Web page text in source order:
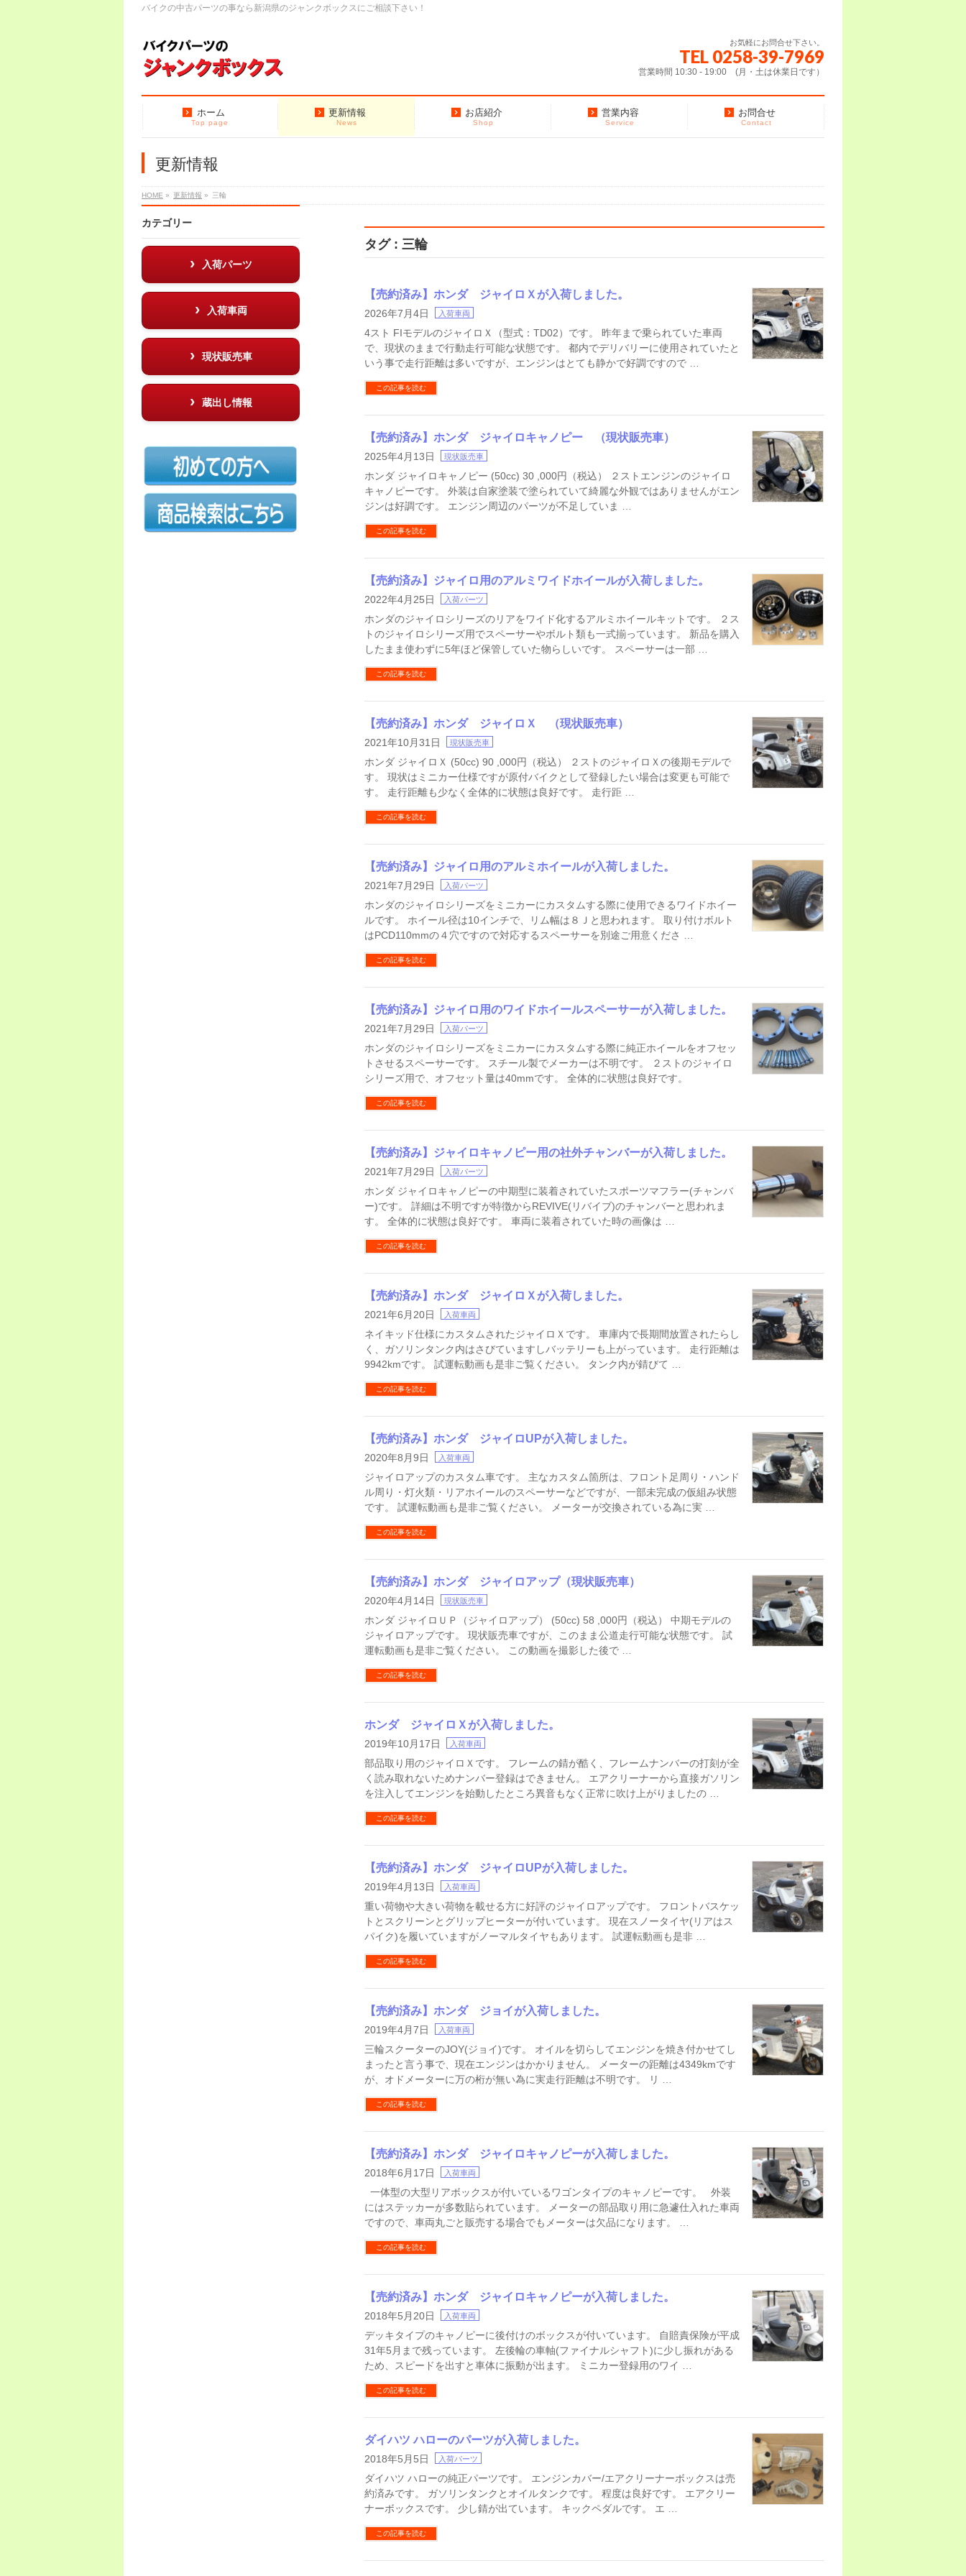
バイクの中古パーツの事なら新潟県のジャンクボックスにご相談下さい！
お気軽にお問合せ下さい。
TEL 0258-39-7969
営業時間 10:30 - 19:00 (月・土は休業日です）
ホーム
Top page
更新情報
News
お店紹介
Shop
営業内容
Service
お問合せ
Contact
更新情報
HOME » 更新情報 » 三輪
タグ : 三輪
【売約済み】ホンダ ジャイロＸが入荷しました。
2026年7月4日 入荷車両
4スト FIモデルのジャイロＸ（型式：TD02）です。 昨年まで乗られていた車両
で、現状のままで行動走行可能な状態です。 都内でデリバリーに使用されていたと
いう事で走行距離は多いですが、エンジンはとても静かで好調ですので …
この記事を読む
【売約済み】ホンダ ジャイロキャノピー （現状販売車）
2025年4月13日 現状販売車
ホンダ ジャイロキャノピー (50cc) 30 ,000円（税込） ２ストエンジンのジャイロ
キャノピーです。 外装は自家塗装で塗られていて綺麗な外観ではありませんがエン
ジンは好調です。 エンジン周辺のパーツが不足していま …
この記事を読む
【売約済み】ジャイロ用のアルミワイドホイールが入荷しました。
2022年4月25日 入荷パーツ
ホンダのジャイロシリーズのリアをワイド化するアルミホイールキットです。 ２ス
トのジャイロシリーズ用でスペーサーやボルト類も一式揃っています。 新品を購入
したまま使わずに5年ほど保管していた物らしいです。 スペーサーは一部 …
この記事を読む
【売約済み】ホンダ ジャイロＸ （現状販売車）
2021年10月31日 現状販売車
ホンダ ジャイロＸ (50cc) 90 ,000円（税込） ２ストのジャイロＸの後期モデルで
す。 現状はミニカー仕様ですが原付バイクとして登録したい場合は変更も可能で
す。 走行距離も少なく全体的に状態は良好です。 走行距 …
この記事を読む
【売約済み】ジャイロ用のアルミホイールが入荷しました。
2021年7月29日 入荷パーツ
ホンダのジャイロシリーズをミニカーにカスタムする際に使用できるワイドホイー
ルです。 ホイール径は10インチで、リム幅は８Ｊと思われます。 取り付けボルト
はPCD110mmの４穴ですので対応するスペーサーを別途ご用意くださ …
この記事を読む
【売約済み】ジャイロ用のワイドホイールスペーサーが入荷しました。
2021年7月29日 入荷パーツ
ホンダのジャイロシリーズをミニカーにカスタムする際に純正ホイールをオフセッ
トさせるスペーサーです。 スチール製でメーカーは不明です。 ２ストのジャイロ
シリーズ用で、オフセット量は40mmです。 全体的に状態は良好です。
この記事を読む
【売約済み】ジャイロキャノピー用の社外チャンバーが入荷しました。
2021年7月29日 入荷パーツ
ホンダ ジャイロキャノピーの中期型に装着されていたスポーツマフラー(チャンバ
ー)です。 詳細は不明ですが特徴からREVIVE(リバイブ)のチャンバーと思われま
す。 全体的に状態は良好です。 車両に装着されていた時の画像は …
この記事を読む
【売約済み】ホンダ ジャイロＸが入荷しました。
2021年6月20日 入荷車両
ネイキッド仕様にカスタムされたジャイロＸです。 車庫内で長期間放置されたらし
く、ガソリンタンク内はさびていますしバッテリーも上がっています。 走行距離は
9942kmです。 試運転動画も是非ご覧ください。 タンク内が錆びて …
この記事を読む
【売約済み】ホンダ ジャイロUPが入荷しました。
2020年8月9日 入荷車両
ジャイロアップのカスタム車です。 主なカスタム箇所は、フロント足周り・ハンド
ル周り・灯火類・リアホイールのスペーサーなどですが、一部未完成の仮組み状態
です。 試運転動画も是非ご覧ください。 メーターが交換されている為に実 …
この記事を読む
【売約済み】ホンダ ジャイロアップ（現状販売車）
2020年4月14日 現状販売車
ホンダ ジャイロＵＰ（ジャイロアップ） (50cc) 58 ,000円（税込） 中期モデルの
ジャイロアップです。 現状販売車ですが、このまま公道走行可能な状態です。 試
運転動画も是非ご覧ください。 この動画を撮影した後で …
この記事を読む
ホンダ ジャイロＸが入荷しました。
2019年10月17日 入荷車両
部品取り用のジャイロＸです。 フレームの錆が酷く、フレームナンバーの打刻が全
く読み取れないためナンバー登録はできません。 エアクリーナーから直接ガソリン
を注入してエンジンを始動したところ異音もなく正常に吹け上がりましたの …
この記事を読む
【売約済み】ホンダ ジャイロUPが入荷しました。
2019年4月13日 入荷車両
重い荷物や大きい荷物を載せる方に好評のジャイロアップです。 フロントバスケッ
トとスクリーンとグリップヒーターが付いています。 現在スノータイヤ(リアはス
パイク)を履いていますがノーマルタイヤもあります。 試運転動画も是非 …
この記事を読む
【売約済み】ホンダ ジョイが入荷しました。
2019年4月7日 入荷車両
三輪スクーターのJOY(ジョイ)です。 オイルを切らしてエンジンを焼き付かせてし
まったと言う事で、現在エンジンはかかりません。 メーターの距離は4349kmです
が、オドメーターに万の桁が無い為に実走行距離は不明です。 リ …
この記事を読む
【売約済み】ホンダ ジャイロキャノピーが入荷しました。
2018年6月17日 入荷車両
一体型の大型リアボックスが付いているワゴンタイプのキャノピーです。 外装
にはステッカーが多数貼られています。 メーターの部品取り用に急遽仕入れた車両
ですので、車両丸ごと販売する場合でもメーターは欠品になります。 …
この記事を読む
【売約済み】ホンダ ジャイロキャノピーが入荷しました。
2018年5月20日 入荷車両
デッキタイプのキャノピーに後付けのボックスが付いています。 自賠責保険が平成
31年5月まで残っています。 左後輪の車軸(ファイナルシャフト)に少し振れがある
ため、スピードを出すと車体に振動が出ます。 ミニカー登録用のワイ …
この記事を読む
ダイハツ ハローのパーツが入荷しました。
2018年5月5日 入荷パーツ
ダイハツ ハローの純正パーツです。 エンジンカバー/エアクリーナーボックスは売
約済みです。 ガソリンタンクとオイルタンクです。 程度は良好です。 エアクリー
ナーボックスです。 少し錆が出ています。 キックペダルです。 エ …
この記事を読む
カテゴリー
入荷パーツ
入荷車両
現状販売車
蔵出し情報